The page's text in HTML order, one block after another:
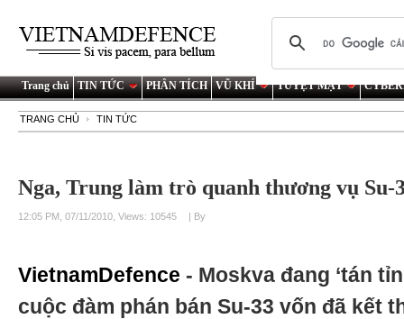
Trang chủ TIN TỨC PHÂN TÍCH VŨ KHÍ TUYỆT MẬT
TRANG CHỦ TIN TỨC
Nga, Trung làm trò quanh thương vụ Su-
12:05 PM, 07/11/2010, Views: 10545 | By
VietnamDefence - Moskva đang ‘tán
cuộc đàm phán bán Su-33 vốn đã kết